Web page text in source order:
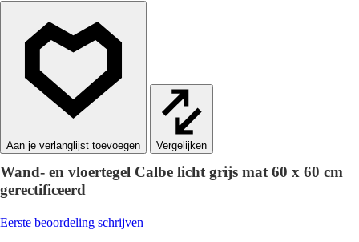
Vergelijken
Wand- en vloertegel Calbe licht grijs mat 60 x 60 cm
gerectificeerd
Eerste beoordeling schrijven